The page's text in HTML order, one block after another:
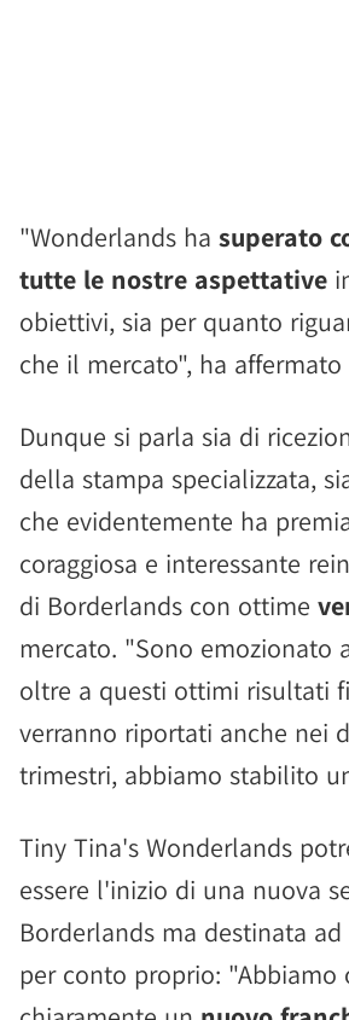
"Wonderlands ha superato
tutte le nostre aspettative
obiettivi, sia per quanto
che il mercato", ha
Dunque si parla sia di
della stampa specializzata,
che evidentemente ha
coraggiosa e interessante
di Borderlands con ottime
mercato. "Sono emozionato
oltre a questi ottimi risultati
verranno riportati anche nei
trimestri, abbiamo stabilito
Tiny Tina's Wonderlands
essere l'inizio di una nuova
Borderlands ma destinata
per conto proprio: "Abbiamo